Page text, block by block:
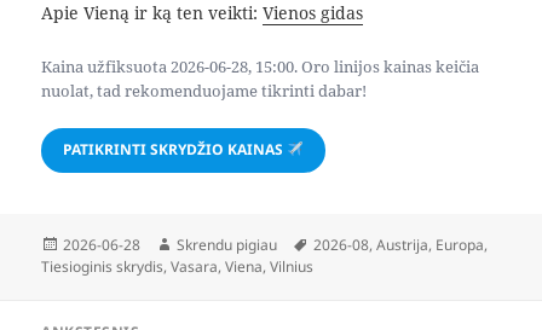
Apie Vieną ir ką ten veikti:Vienos gidas
Kaina užfiksuota 2026-06-28, 15:00. Oro linijos kainas keičia
nuolat, tad rekomenduojame tikrinti dabar!
PATIKRINTI SKRYDŽIO KAINAS
Paskelbta
2026-06-28 Autorius
Skrendu pigiau Žymos
2026-08,Austrija, Europa,
Tiesioginis skrydis,Vasara,Viena,Vilnius